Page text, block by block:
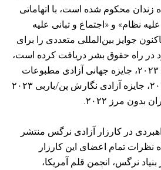
به ۱۳ سال و ۹ ماه زندان محکوم شده است، با اتهاماتی
نظام» و «اجتماع و تبانی علیه
جوایز بین‌المللی متعددی را برای
در راه حقوق بشر دریافت کرده است،
از جمله جایزه نوبل صلح ۲۰۲۳، جایزه جهانی آزادی مطبوعات
یونسکو/گی‌یرمو کانو ۲۰۲۳، جایزه آزادی نگارش پن/باربی ۲۰۲۳
مرز ۲۰۲۲.
در کارزار آزادی نرگس منتشر
نظرات تمام اعضای این کارزار
نرگس، انجمن قلم آمریکا،